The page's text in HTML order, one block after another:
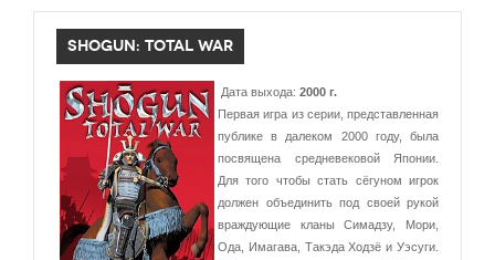
SHOGUN: TOTAL WAR
Дата выхода: 2000 г.
Первая игра из серии, представленная
публике в далеком 2000 году, была
посвящена средневековой Японии.
Для того чтобы стать сёгуном игрок
должен объединить под своей рукой
враждующие кланы Симадзу, Мори,
Ода, Имагава, Такэда Ходзё и Уэсуги.